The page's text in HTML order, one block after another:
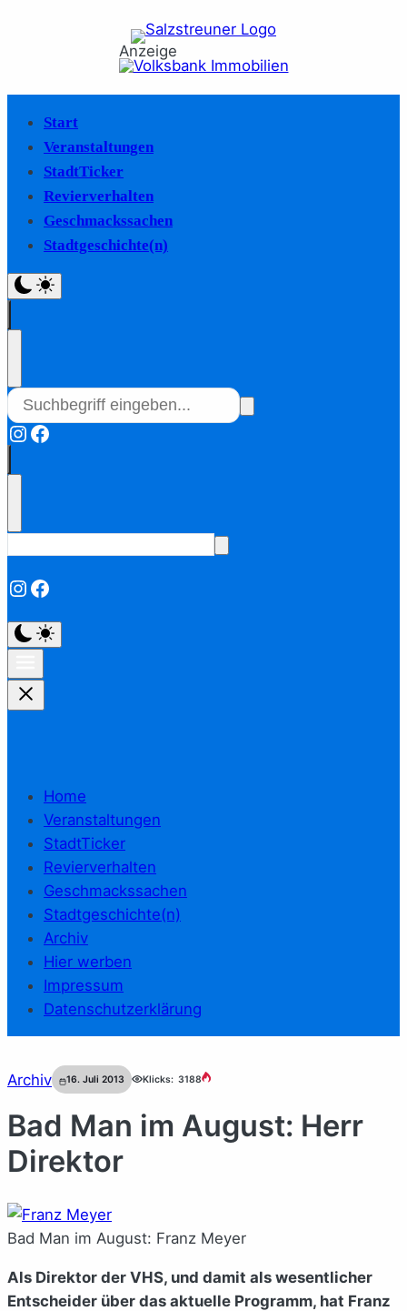
Anzeige
Start
Veranstaltungen
StadtTicker
Revierverhalten
Geschmackssachen
Stadtgeschichte(n)
Instagram
Facebook
Instagram
Facebook
Home
Veranstaltungen
StadtTicker
Revierverhalten
Geschmackssachen
Stadtgeschichte(n)
Archiv
Hier werben
Impressum
Datenschutzerklärung
Archiv 16. Juli 2013 Klicks: 3188
Bad Man im August: Herr
Direktor
Bad Man im August: Franz Meyer
Als Direktor der VHS, und damit als wesentlicher
Entscheider über das aktuelle Programm, hat Franz